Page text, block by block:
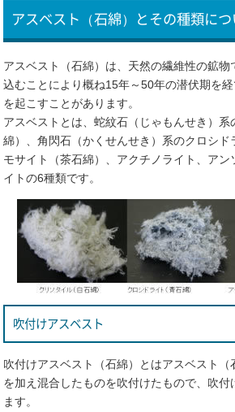
アスベスト（石綿）とその種類につ
アスベスト（石綿）は、天然の繊維性の鉱
込むことにより概ね15年～50年の潜伏期を
を起こすことがあります。
アスベストとは、蛇紋石（じゃもんせき）
綿）、角閃石（かくせんせき）系のクロシド
モサイト（茶石綿）、アクチノライト、アン
イトの6種類です。
吹付けアスベスト
吹付けアスベスト（石綿）とはアスベスト（
を加え混合したものを吹付けたもので、吹付
ます。